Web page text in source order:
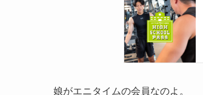
娘がエニタイムの会員なのよ。